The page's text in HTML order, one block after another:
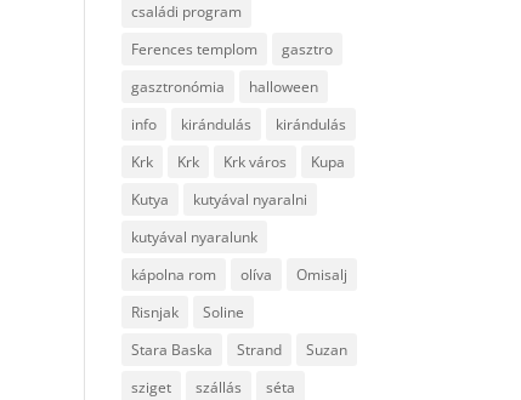
családi program
Ferences templom
gasztro
gasztronómia
halloween
info
kirándulás
kirándulás
Krk
Krk Krk város
Kupa
Kutya
kutyával nyaralni
kutyával nyaralunk
kápolna rom
olíva
Omisalj
Risnjak
Soline
Stara Baska
Strand
Suzan
sziget
szállás
séta